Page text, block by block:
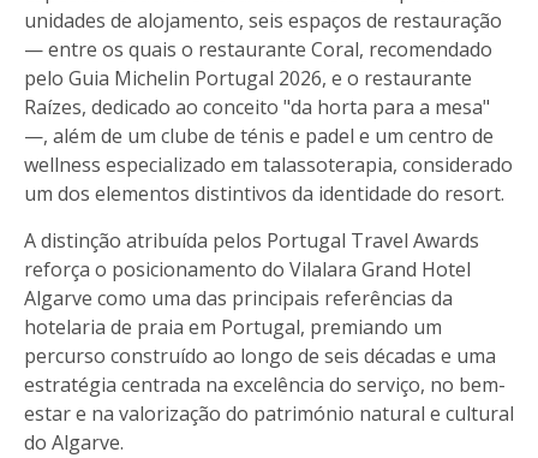
unidades de alojamento, seis espaços de restauração
— entre os quais o restaurante Coral, recomendado
pelo Guia Michelin Portugal 2026, e o restaurante
Raízes, dedicado ao conceito "da horta para a mesa"
—, além de um clube de ténis e padel e um centro de
wellness especializado em talassoterapia, considerado
um dos elementos distintivos da identidade do resort.
A distinção atribuída pelos Portugal Travel Awards
reforça o posicionamento do Vilalara Grand Hotel
Algarve como uma das principais referências da
hotelaria de praia em Portugal, premiando um
percurso construído ao longo de seis décadas e uma
estratégia centrada na excelência do serviço, no bem-
estar e na valorização do património natural e cultural
do Algarve.